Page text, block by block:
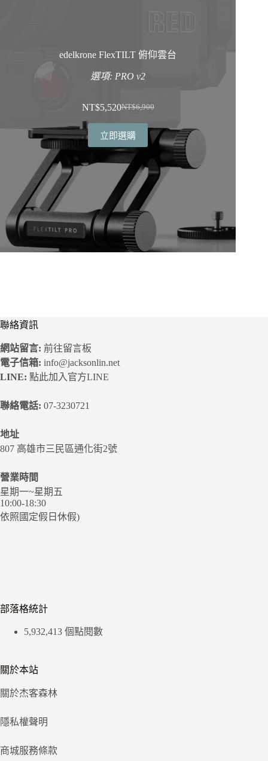
edelkrone FlexTILT 俯仰雲台
選項: PRO v2
NT$6,900
原
始
價
格：
NT$6,900。
NT$5,520目
前
價
格：
NT$5,520。
立即選購
聯絡資訊
網站留言: 前往留言板
電子信箱: info@jacksonlin.net
LINE: 點此加入官方LINE
聯絡電話: 07-3230721
地址
807 高雄市三民區通化街2號
營業時間
星期一~星期五
10:00-18:30
依照國定假日休假)
部落格統計
5,932,413 個點閱數
關於本站
關於杰客森林
隱私權聲明
商城服務條款